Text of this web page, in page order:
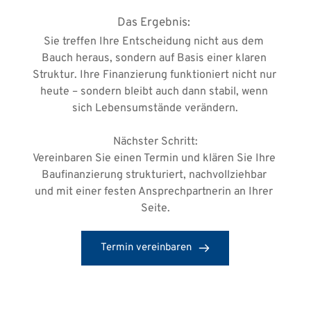
Das Ergebnis:
Sie treffen Ihre Entscheidung nicht aus dem
Bauch heraus, sondern auf Basis einer klaren
Struktur. Ihre Finanzierung funktioniert nicht nur
heute – sondern bleibt auch dann stabil, wenn
sich Lebensumstände verändern.
Nächster Schritt:
Vereinbaren Sie einen Termin und klären Sie Ihre
Baufinanzierung strukturiert, nachvollziehbar
und mit einer festen Ansprechpartnerin an Ihrer
Seite.
Termin vereinbaren